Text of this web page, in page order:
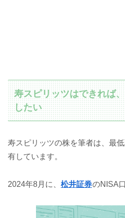
寿スピリッツはできれば
したい
寿スピリッツの株を筆者は、最
有しています。
2024年8月に、 松井証券のNISA